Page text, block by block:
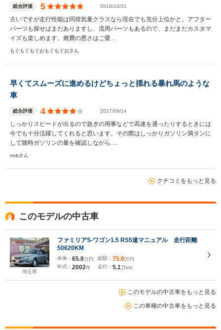
総合評価 5 2018/10/21
古いですが走行性能は同排気量クラスなら現在でも充分上位かと。アフター
パーツも探せばまだありますし、流用パーツもあるので、まだまだカスタマ
イズも楽しめます。燃費の悪さはご愛…
もぐもぐもぐおもぐもぐおさん
早くてスムーズに進めるけどちょっと揺れる暴れ馬のような
車
総合評価 4 2017/09/14
しっかりスピードが出るので急ぎの用事などで高速を通ったりするときには
今でも十分活躍してくれると思います。その際はしっかりガソリン満タンに
して随時ガソリンの量を確認しながら…
nobさん
クチコミをもっと見る
このモデルの中古車
埼玉県
ファミリアS-ワゴン1.5 RS5速マニュアル 走行距離
50620KM
本体： 65.9万円
年式： 2002年
総額： 75.9万円
走行： 5.1万km
このモデルの中古車をもっと見る
この車種の中古車をもっと見る